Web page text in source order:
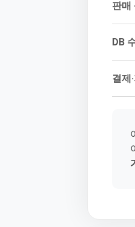
판매
DB
결제